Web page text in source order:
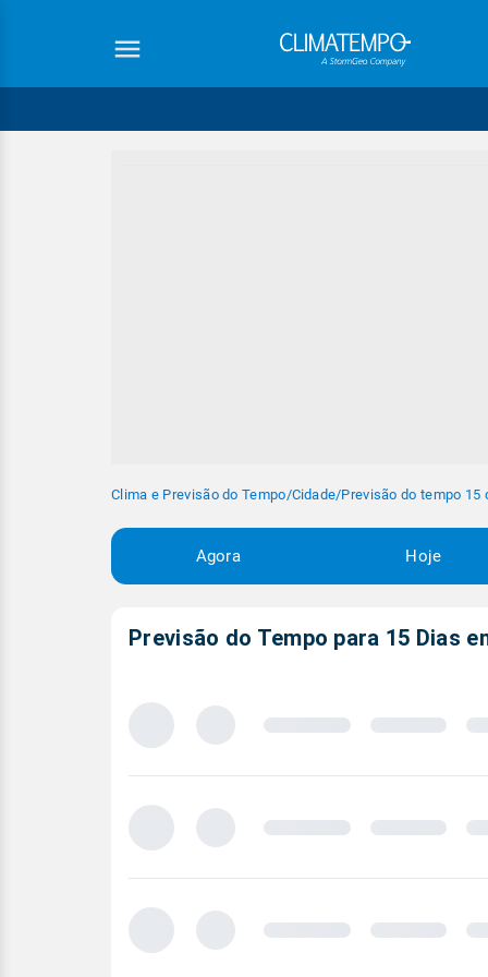
Clima e Previsão do Tempo/Cidade/Previsão do tempo 15
Agora Hoje
Previsão do Tempo para 15 Dias
previsão
meteorológica
dias